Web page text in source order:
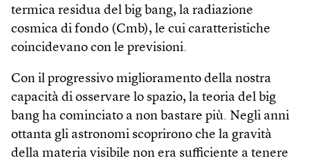
termica residua del big bang, la radiazione
cosmica di fondo (Cmb), le cui caratteristiche
coincidevano con le previsioni.
Con il progressivo miglioramento della nostra
capacità di osservare lo spazio, la teoria del big
bang ha cominciato a non bastare più. Negli anni
ottanta gli astronomi scoprirono che la gravità
della materia visibile non era sufficiente a tenere